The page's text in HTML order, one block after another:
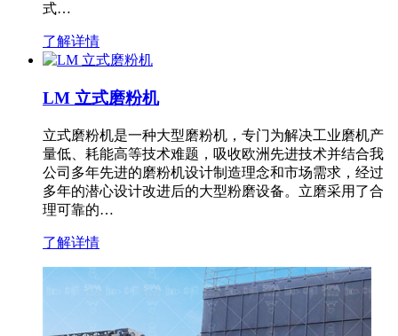
式…
了解详情
LM 立式磨粉机
立式磨粉机是一种大型磨粉机，专门为解决工业磨机产
量低、耗能高等技术难题，吸收欧洲先进技术并结合我
公司多年先进的磨粉机设计制造理念和市场需求，经过
多年的潜心设计改进后的大型粉磨设备。立磨采用了合
理可靠的…
了解详情